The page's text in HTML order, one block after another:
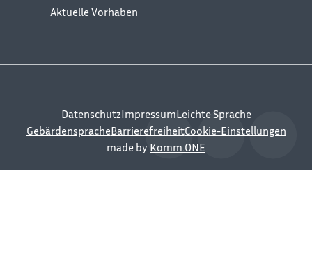
Aktuelle Vorhaben
DatenschutzImpressumLeichte Sprache
GebärdenspracheBarrierefreiheitCookie-Einstellungen
made by Komm.ONE